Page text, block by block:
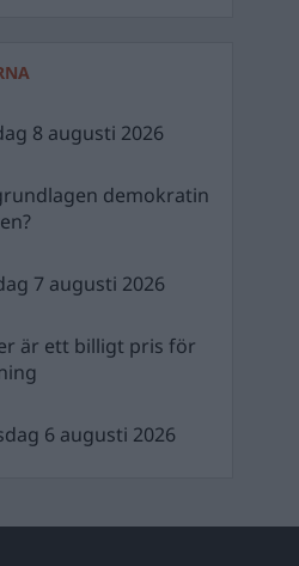
8 augusti 2026
demokratin
7 augusti 2026
är ett billigt pris för
6 augusti 2026